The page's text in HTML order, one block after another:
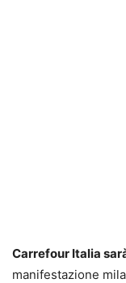
Carrefour Italia
manifestazione